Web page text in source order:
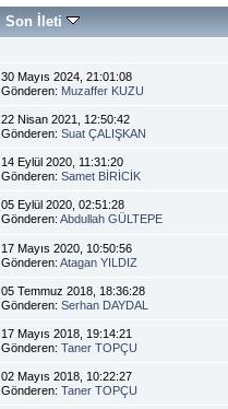
Son İleti
30 Mayıs 2024, 21:01:08
Gönderen: Muzaffer KUZU
22 Nisan 2021, 12:50:42
Gönderen:Suat ÇALIŞKAN
14 Eylül 2020, 11:31:20
Gönderen:Samet BİRİCİK
05 Eylül 2020, 02:51:28
Gönderen:Abdullah GÜLTEPE
17 Mayıs 2020, 10:50:56
Gönderen:Atagan YILDIZ
05 Temmuz 2018, 18:36:28
Gönderen:Serhan DAYDAL
17 Mayıs 2018, 19:14:21
Gönderen:Taner TOPÇU
02 Mayıs 2018, 10:22:27
Gönderen:Taner TOPÇU